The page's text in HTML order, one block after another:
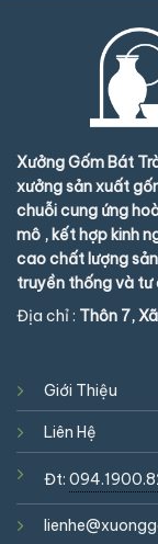
Xưởng Gốm Bát
xưởng sản xuất
chuỗi cung ứng
mô , kết hợp kinh
cao chất lượng
truyền thống và tư
Địa chỉ : Thôn 7,
Giới Thiệu
Liên Hệ
Đt: